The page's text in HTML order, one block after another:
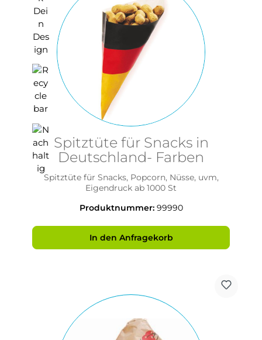
Spitztüte für Snacks in
Deutschland- Farben
Spitztüte für Snacks, Popcorn, Nüsse, uvm,
Eigendruck ab 1000 St
Produktnummer: 99990
In den Anfragekorb